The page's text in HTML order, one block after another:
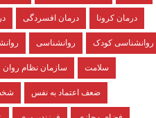
درمان افسردگی درمان کرونا
روانشناسی روانشناسی کودک
سازمان نظام سلامت
ضعف اعتماد به نفس